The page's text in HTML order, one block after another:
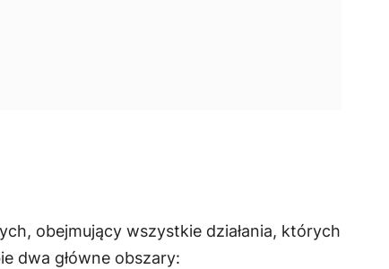
obejmujący wszystkie działania, których
dwa główne obszary: